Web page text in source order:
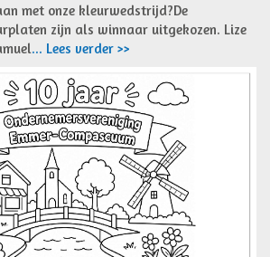
met onze kleurwedstrijd?De
zijn als winnaar uitgekozen. Lize
... Lees verder >>